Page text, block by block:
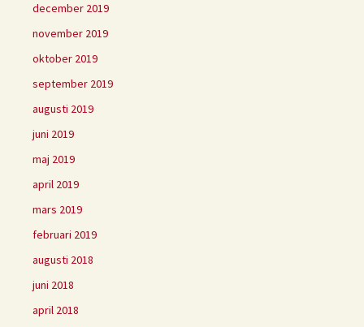
december 2019
november 2019
oktober 2019
september 2019
augusti 2019
juni 2019
maj 2019
april 2019
mars 2019
februari 2019
augusti 2018
juni 2018
april 2018